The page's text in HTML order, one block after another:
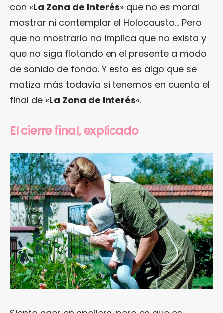
con «La Zona de Interés» que no es moral
mostrar ni contemplar el Holocausto… Pero
que no mostrarlo no implica que no exista y
que no siga flotando en el presente a modo
de sonido de fondo. Y esto es algo que se
matiza más todavía si tenemos en cuenta el
final de «La Zona de Interés«.
El cierre final, explicado